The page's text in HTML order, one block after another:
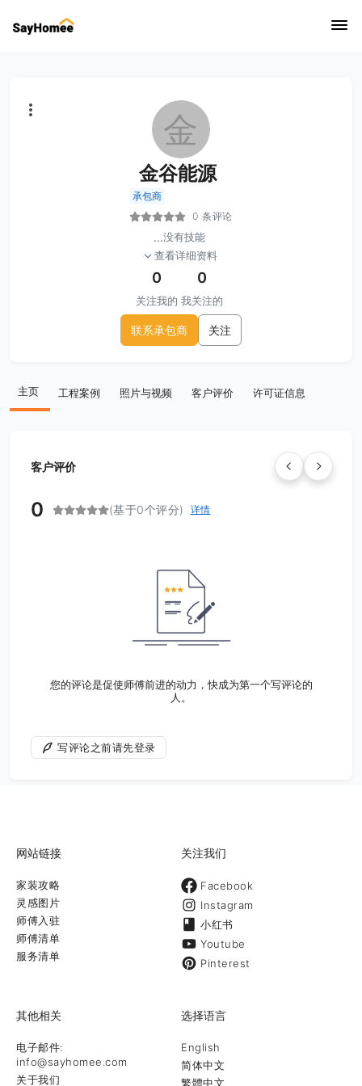
金
金谷能源
承包商
0 条评论
...没有技能
查看详细资料
0
关注我的
0
我关注的
联系承包商 关注
主页 工程案例 照片与视频 客户评价 许可证信息
客户评价
0 (基于0个评分) 详情
您的评论是促使师傅前进的动力，快成为第一个写评论的
人。
写评论之前请先登录
网站链接
家装攻略
灵感图片
师傅入驻
师傅清单
服务清单
关注我们
Facebook
Instagram
小红书
Youtube
Pinterest
其他相关
电子邮件:
info@sayhomee.com
关于我们
选择语言
English
简体中文
繁體中文